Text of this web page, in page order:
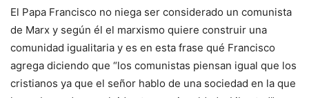
El Papa Francisco no niega ser considerado un comunista
de Marx y según él el marxismo quiere construir una
comunidad igualitaria y es en esta frase qué Francisco
agrega diciendo que “los comunistas piensan igual que los
cristianos ya que el señor hablo de una sociedad en la que